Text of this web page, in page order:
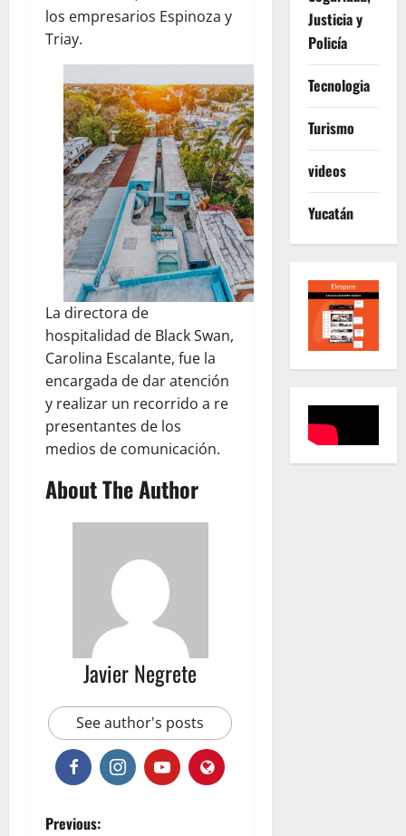
los empresarios Espinoza y
Triay.
La directora de
hospitalidad de Black Swan,
Carolina Escalante, fue la
encargada de dar atención
y realizar un recorrido a re
presentantes de los
medios de comunicación.
About The Author
Javier Negrete
See author's posts
Previous:
Justicia y
Policía
Tecnologia
Turismo
videos
Yucatán